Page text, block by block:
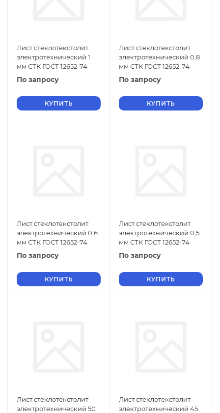
Лист стеклотекстолит
электротехнический 1
мм СТК ГОСТ 12652-74
По запросу
КУПИТЬ
Лист стеклотекстолит
электротехнический 0,8
мм СТК ГОСТ 12652-74
По запросу
КУПИТЬ
Лист стеклотекстолит
электротехнический 0,6
мм СТК ГОСТ 12652-74
По запросу
КУПИТЬ
Лист стеклотекстолит
электротехнический 0,5
мм СТК ГОСТ 12652-74
По запросу
КУПИТЬ
Лист стеклотекстолит
электротехнический 50
Лист стеклотекстолит
электротехнический 45